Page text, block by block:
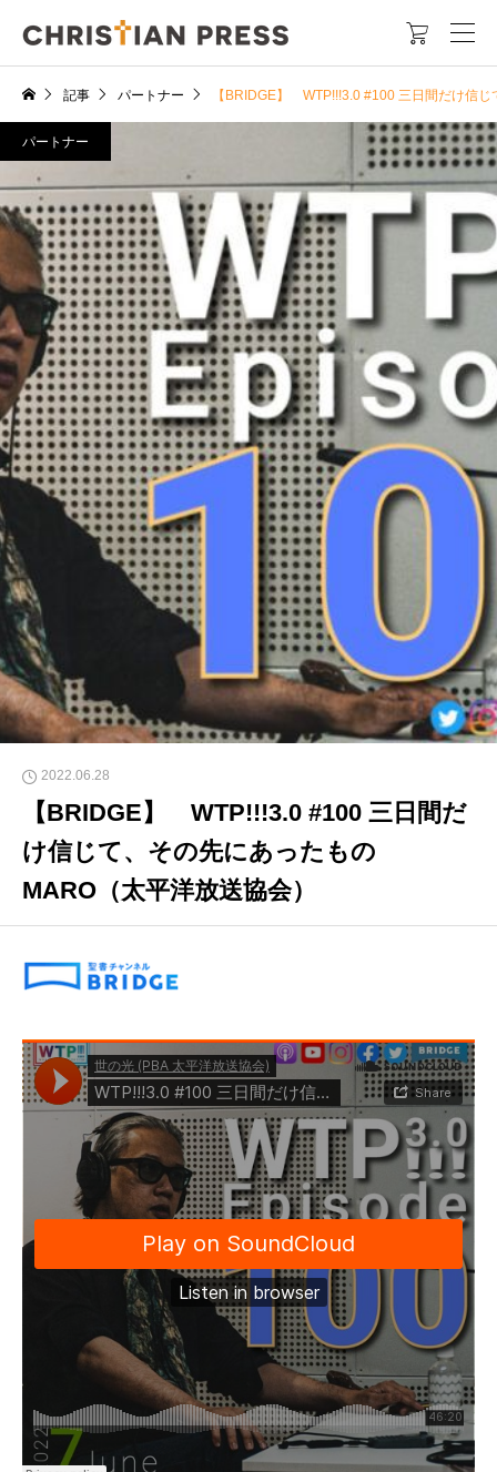

記事 パートナー 【BRIDGE】 WTP!!!3.0 #100 三日間だけ信
パートナー
2022.06.28
【BRIDGE】 WTP!!!3.0 #100 三日間だ
け信じて、その先にあったもの
MARO（太平洋放送協会）